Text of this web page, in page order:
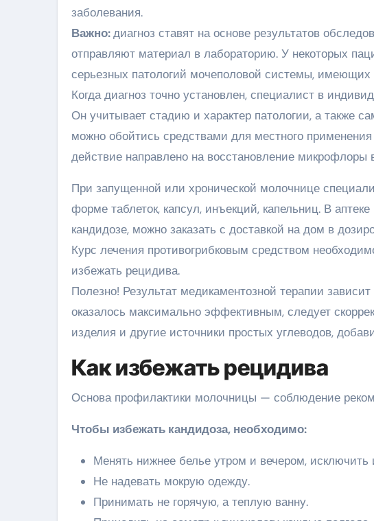
заболевания.
Важно:диагноз ставят на основе результатов
отправляют материал в лабораторию. У некоторых
серьезных патологий мочеполовой системы, имеющих
Когда диагноз точно установлен, специалист в
Он учитывает стадию и характер патологии, а также
можно обойтись средствами для местного
действие направлено на восстановление микрофлоры
При запущенной или хронической молочнице
форме таблеток, капсул, инъекций, капельниц. В
кандидозе, можно заказать с доставкой на дом в
Курс лечения противогрибковым средством
избежать рецидива.
Полезно! Результат медикаментозной терапии
оказалось максимально эффективным, следует
изделия и другие источники простых углеводов,
Как избежать рецидива
Основа профилактики молочницы — соблюдение
Чтобы избежать кандидоза, необходимо:
Менять нижнее белье утром и вечером, исключить
Не надевать мокрую одежду.
Принимать не горячую, а теплую ванну.